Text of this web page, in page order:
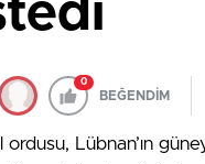
0
BEĞENDİM
ordusu, Lübnan’ın